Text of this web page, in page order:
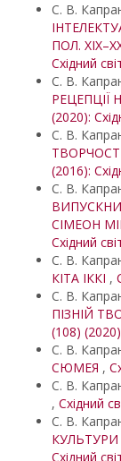
С. В.
ПОЛ.
Східний
С. В.
РЕЦЕПЦІЇ
(2020):
С. В.
(2016):
С. В.
СІМЕОН
Східний
С. В.
КІТА ІККІ ,
С. В.
ПІЗНІЙ
(108)
С. В.
СЮМЕЯ ,
С. В.
, Східний
С. В.
КУЛЬТУРИ
Східний